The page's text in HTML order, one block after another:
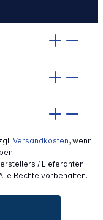
Versandkosten, wenn
/ Lieferanten.
Rechte vorbehalten.